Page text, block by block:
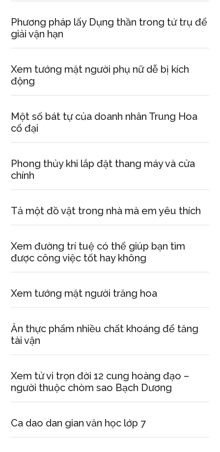
Phương pháp lấy Dụng thần trong tứ trụ để
giải vận hạn
Xem tướng mặt người phụ nữ dễ bị kích
động
Một số bát tự của doanh nhân Trung Hoa
cổ đại
Phong thủy khi lắp đặt thang máy và cửa
chính
Tả một đồ vật trong nhà mà em yêu thích
Xem đường trí tuệ có thể giúp bạn tìm
được công việc tốt hay không
Xem tướng mặt người trăng hoa
Ăn thực phẩm nhiều chất khoáng để tăng
tài vận
Xem tử vi trọn đời 12 cung hoàng đạo –
người thuộc chòm sao Bạch Dương
Ca dao dan gian văn học lớp 7